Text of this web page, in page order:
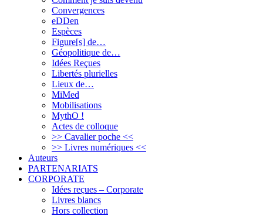
Convergences
eDDen
Espèces
Figure[s] de…
Géopolitique de…
Idées Reçues
Libertés plurielles
Lieux de…
MiMed
Mobilisations
MythO !
Actes de colloque
>> Cavalier poche <<
>> Livres numériques <<
Auteurs
PARTENARIATS
CORPORATE
Idées reçues – Corporate
Livres blancs
Hors collection